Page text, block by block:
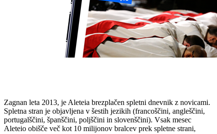
Zagnan leta 2013, je Aleteia brezplačen spletni dnevnik z novicami.
Spletna stran je objavljena v šestih jezikih (francoščini, angleščini,
portugalščini, španščini, poljščini in slovenščini). Vsak mesec
Aleteio obišče več kot 10 milijonov bralcev prek spletne strani,